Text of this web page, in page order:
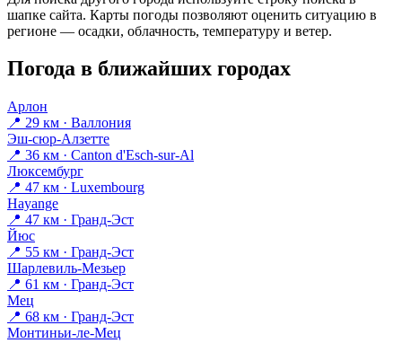
шапке сайта. Карты погоды позволяют оценить ситуацию в
регионе — осадки, облачность, температуру и ветер.
Погода в ближайших городах
Арлон
📍 29 км · Валлония
Эш-сюр-Алзетте
📍 36 км · Canton d'Esch-sur-Al
Люксембург
📍 47 км · Luxembourg
Hayange
📍 47 км · Гранд-Эст
Йюс
📍 55 км · Гранд-Эст
Шарлевиль-Мезьер
📍 61 км · Гранд-Эст
Мец
📍 68 км · Гранд-Эст
Монтиньи-ле-Мец